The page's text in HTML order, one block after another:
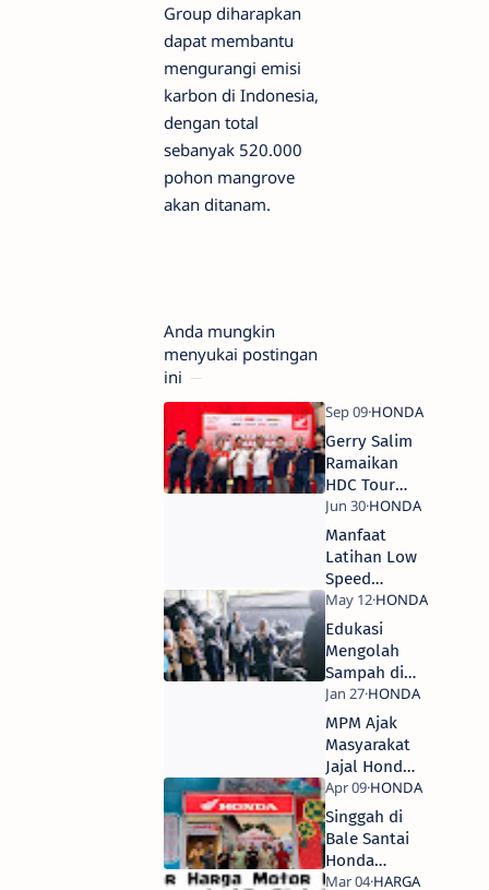
Group diharapkan
dapat membantu
mengurangi emisi
karbon di Indonesia,
dengan total
sebanyak 520.000
pohon mangrove
akan ditanam.
Anda mungkin
menyukai postingan
ini
Gerry Salim
Ramaikan
HDC Tour
Seri
Surabaya
Manfaat
Latihan Low
Speed
Balance
pada Safety
Riding
Honda
Edukasi
Mengolah
Sampah di
Bank Sampah
Binaan MPM
Honda Jatim
MPM Ajak
Masyarakat
Jajal Honda
EM1 e: di
Dalam Mall
Singgah di
Bale Santai
Honda
Saradan